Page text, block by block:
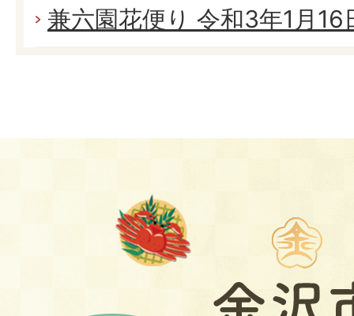
兼六園花便り 令和3年1月